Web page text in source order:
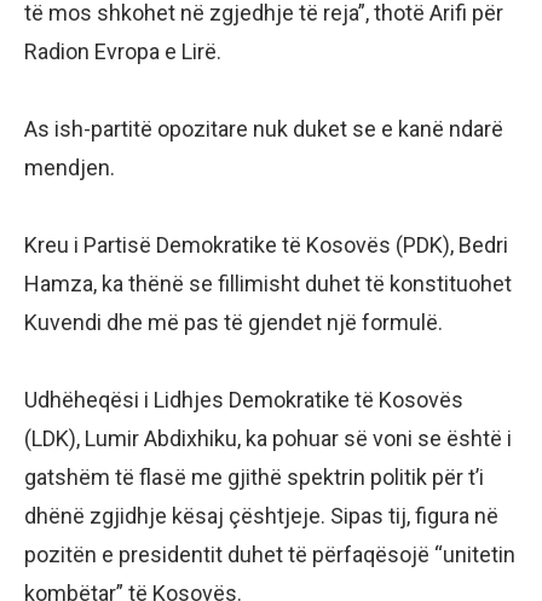
të mos shkohet në zgjedhje të reja”, thotë Arifi për
Radion Evropa e Lirë.
As ish-partitë opozitare nuk duket se e kanë ndarë
mendjen.
Kreu i Partisë Demokratike të Kosovës (PDK), Bedri
Hamza, ka thënë se fillimisht duhet të konstituohet
Kuvendi dhe më pas të gjendet një formulë.
Udhëheqësi i Lidhjes Demokratike të Kosovës
(LDK), Lumir Abdixhiku, ka pohuar së voni se është i
gatshëm të flasë me gjithë spektrin politik për t’i
dhënë zgjidhje kësaj çështjeje. Sipas tij, figura në
pozitën e presidentit duhet të përfaqësojë “unitetin
kombëtar” të Kosovës.